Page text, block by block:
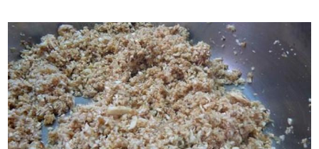
enrichie en beurre et lait, elle se caractérise par son
aspect doré et ses boules alignées. Parfaite pour le
petit-déjeuner ou le goûter, elle ravit petits et grands.